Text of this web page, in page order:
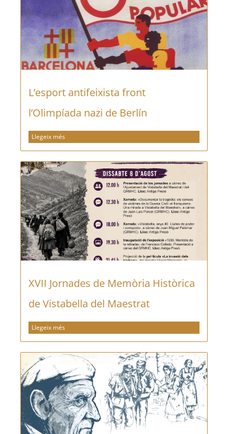
L’esport antifeixista front
l’Olimpíada nazi de Berlín
Llegeix més
XVII Jornades de Memòria Històrica
de Vistabella del Maestrat
Llegeix més